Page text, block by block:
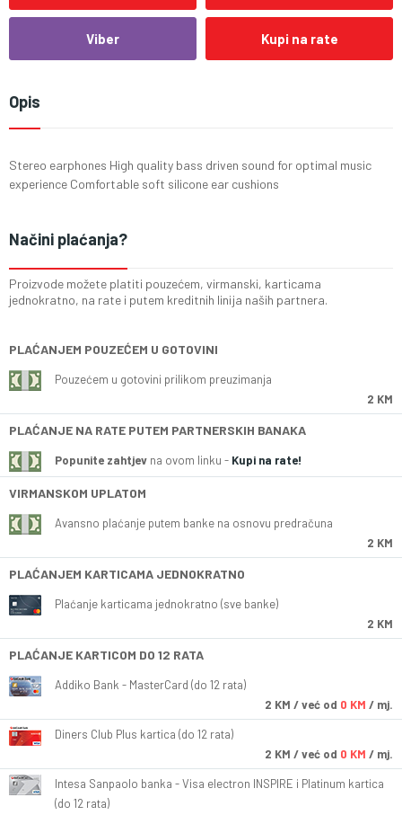
Viber Kupi na rate
Opis
Stereo earphones High quality bass driven sound for optimal music
experience Comfortable soft silicone ear cushions
Načini plaćanja?
Proizvode možete platiti pouzećem, virmanski, karticama
jednokratno, na rate i putem kreditnih linija naših partnera.
PLAĆANJEM POUZEĆEM U GOTOVINI
Pouzećem u gotovini prilikom preuzimanja
2 KM
PLAĆANJE NA RATE PUTEM PARTNERSKIH BANAKA
Popunite zahtjev na ovom linku - Kupi na rate!
VIRMANSKOM UPLATOM
Avansno plaćanje putem banke na osnovu predračuna
2 KM
PLAĆANJEM KARTICAMA JEDNOKRATNO
Plaćanje karticama jednokratno (sve banke)
2 KM
PLAĆANJE KARTICOM DO 12 RATA
Addiko Bank - MasterCard (do 12 rata)
2 KM / već od 0 KM / mj.
Diners Club Plus kartica (do 12 rata)
2 KM / već od 0 KM / mj.
Intesa Sanpaolo banka - Visa electron INSPIRE i Platinum kartica
(do 12 rata)